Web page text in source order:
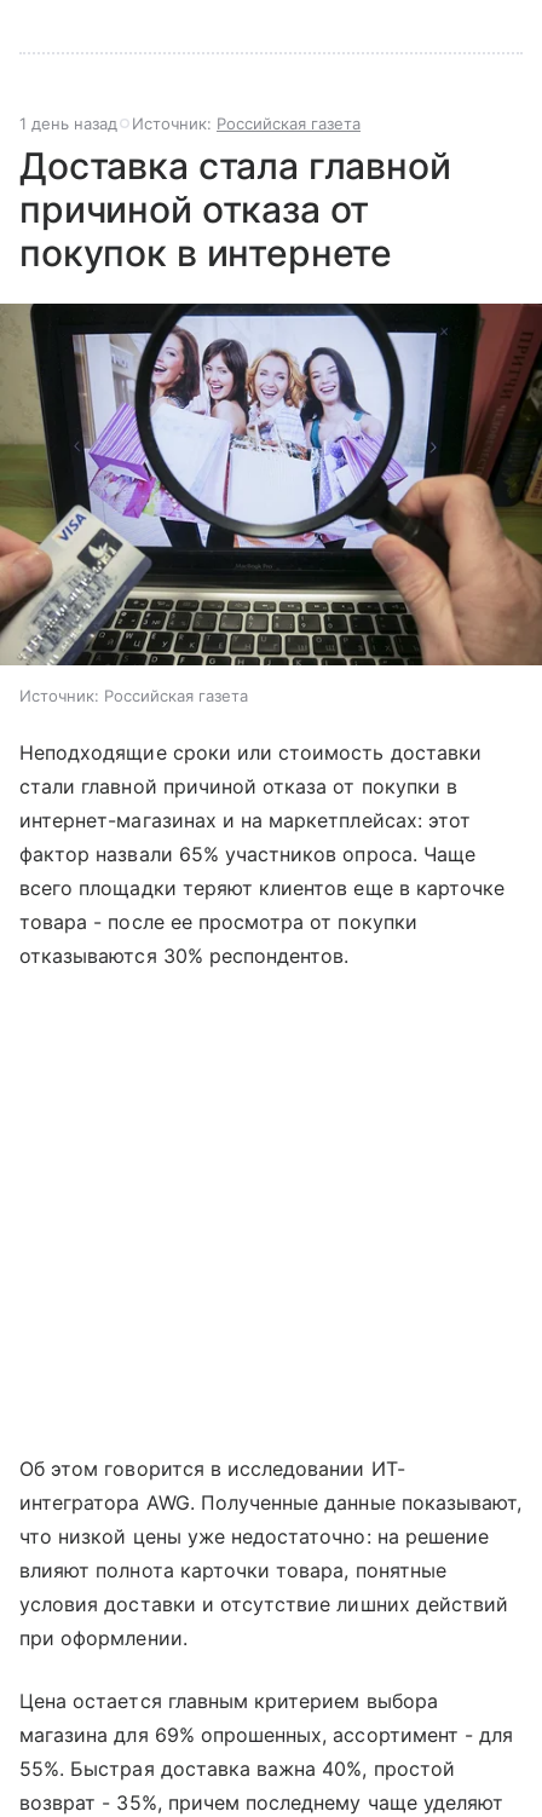
1 день назад Источник: Российская газета
Доставка стала главной
причиной отказа от
покупок в интернете
Источник: Российская газета
Неподходящие сроки или стоимость доставки
стали главной причиной отказа от покупки в
интернет-магазинах и на маркетплейсах: этот
фактор назвали 65% участников опроса. Чаще
всего площадки теряют клиентов еще в карточке
товара - после ее просмотра от покупки
отказываются 30% респондентов.
Об этом говорится в исследовании ИТ-
интегратора AWG. Полученные данные показывают,
что низкой цены уже недостаточно: на решение
влияют полнота карточки товара, понятные
условия доставки и отсутствие лишних действий
при оформлении.
Цена остается главным критерием выбора
магазина для 69% опрошенных, ассортимент - для
55%. Быстрая доставка важна 40%, простой
возврат - 35%, причем последнему чаще уделяют